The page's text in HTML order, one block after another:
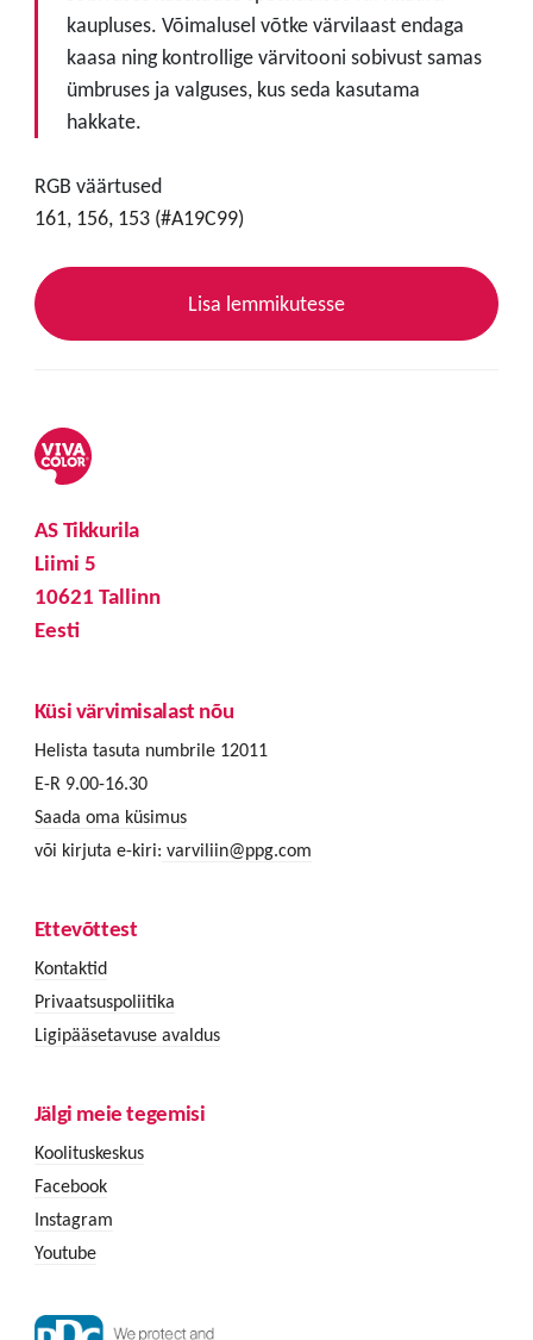
kaupluses. Võimalusel võtke värvilaast endaga
kaasa ning kontrollige värvitooni sobivust samas
ümbruses ja valguses, kus seda kasutama
hakkate.
RGB väärtused
161, 156, 153 (#A19C99)
Lisa lemmikutesse
AS Tikkurila
Liimi 5
10621 Tallinn
Eesti
Küsi värvimisalast nõu
Helista tasuta numbrile 12011
E-R 9.00-16.30
Saada oma küsimus
või kirjuta e-kiri: varviliin@ppg.com
Ettevõttest
Kontaktid
Privaatsuspoliitika
Ligipääsetavuse avaldus
Jälgi meie tegemisi
Koolituskeskus
Facebook
Instagram
Youtube